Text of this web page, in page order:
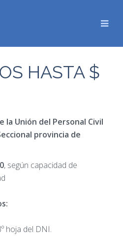
HASTA $
la Unión del Personal Civil
provincia de
, según capacidad de
hoja del DNI.